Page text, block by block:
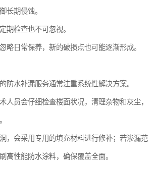
长期侵蚀。
期检查也不可忽视。
略日常保养，新的破损点也可能逐渐形成。
防水补漏服务通常注重系统性解决方案。
人员会仔细检查楼面状况，清理杂物和灰尘，
，会采用专用的填充材料进行修补；若渗漏范
高性能防水涂料，确保覆盖全面。